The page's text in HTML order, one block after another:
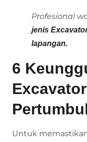
Profesional
jenis
lapangan.
6
Untuk